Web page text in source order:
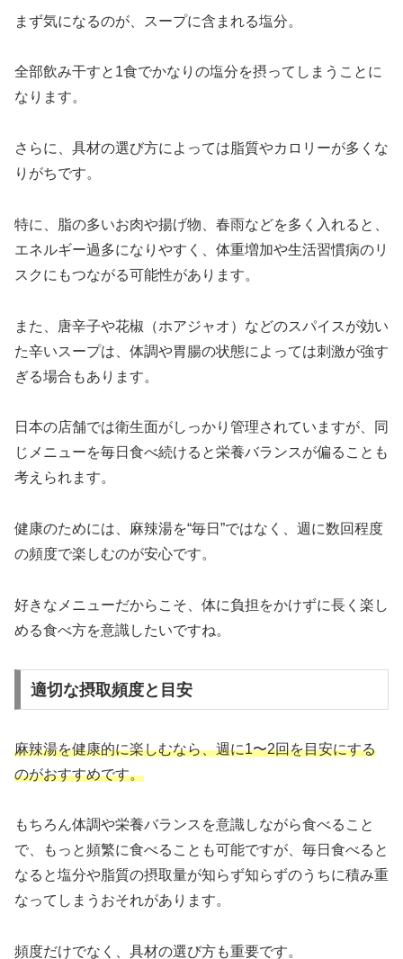
まず気になるのが、スープに含まれる塩分。
全部飲み干すと1食でかなりの塩分を摂ってしまうことに
なります。
さらに、具材の選び方によっては脂質やカロリーが多くな
りがちです。
特に、脂の多いお肉や揚げ物、春雨などを多く入れると、
エネルギー過多になりやすく、体重増加や生活習慣病のリ
スクにもつながる可能性があります。
また、唐辛子や花椒（ホアジャオ）などのスパイスが効い
た辛いスープは、体調や胃腸の状態によっては刺激が強す
ぎる場合もあります。
日本の店舗では衛生面がしっかり管理されていますが、同
じメニューを毎日食べ続けると栄養バランスが偏ることも
考えられます。
健康のためには、麻辣湯を“毎日”ではなく、週に数回程度
の頻度で楽しむのが安心です。
好きなメニューだからこそ、体に負担をかけずに長く楽し
める食べ方を意識したいですね。
適切な摂取頻度と目安
麻辣湯を健康的に楽しむなら、週に1〜2回を目安にする
のがおすすめです。
もちろん体調や栄養バランスを意識しながら食べること
で、もっと頻繁に食べることも可能ですが、毎日食べると
なると塩分や脂質の摂取量が知らず知らずのうちに積み重
なってしまうおそれがあります。
頻度だけでなく、具材の選び方も重要です。